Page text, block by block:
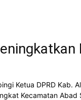
Ketua DPRD Kab.
Kecamatan